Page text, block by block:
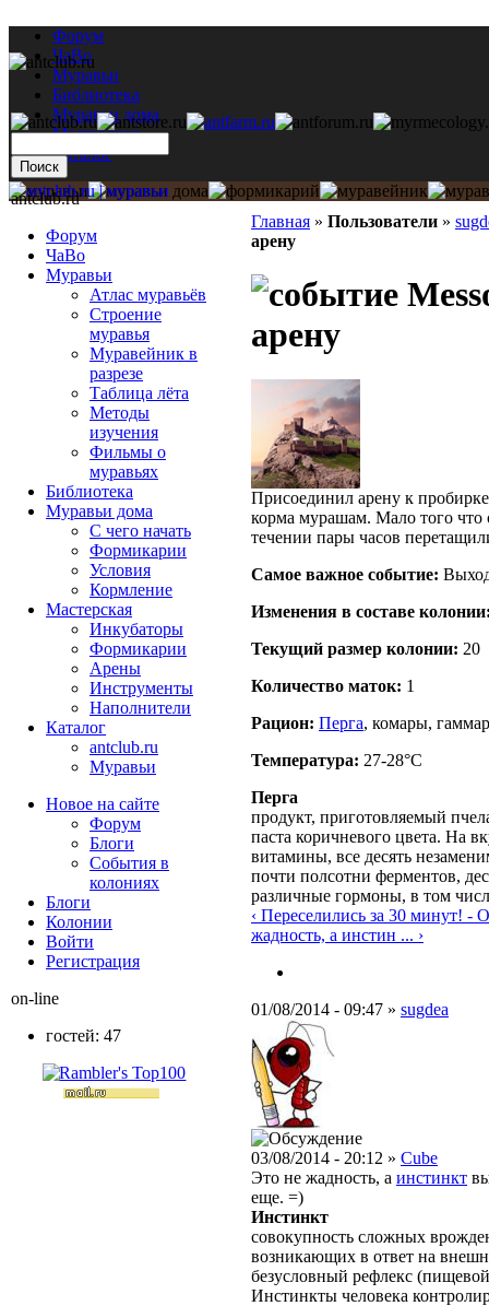
Форум
ЧаВо
Муравьи
Библиотека
Муравьи дома
Мастерская
Каталог
Главная » Пользователи »
арену
арену
Присоединил арену к
корма мурашам. Мало того
течении пары часов
Самое важное событие:
Изменения в составе
Текущий размер кoлонии: 20
Количество маток: 1
Рацион: Перга, комары,
Температура: 27-28°C
Перга
продукт, приготовляемый
паста коричневого цвета. На
витамины, все десять
почти полсотни ферментов,
различные гормоны, в том
‹ Переселились за 30 минут! -
жадность, а инстин ... ›
01/08/2014 - 09:47 » sugdea
03/08/2014 - 20:12 » Cube
Это не жадность, а инстинкт
еще. =)
Инстинкт
совокупность сложных
возникающих в ответ на
безусловный рефлекс
Инстинкты человека
antclub.ru
Форум
ЧаВо
Муравьи
Атлас муравьёв
Строение
муравья
Муравейник в
разрезе
Таблица лёта
Методы
изучения
Фильмы о
муравьях
Библиотека
Муравьи дома
С чего начать
Формикарии
Условия
Кормление
Мастерская
Инкубаторы
Формикарии
Арены
Инструменты
Наполнители
Каталог
antclub.ru
Муравьи
Новое на сайте
Форум
Блоги
События в
колониях
Блоги
Колонии
Войти
Peгиcтpaция
on-line
гостей: 47